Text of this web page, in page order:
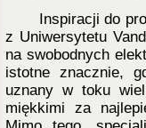
Inspiracji do
z Uniwersytetu
na swobodnych
istotne znacznie,
uznany w toku
miękkimi za